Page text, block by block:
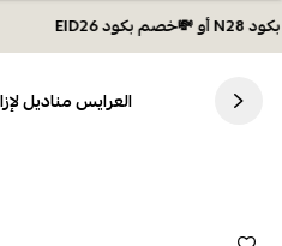
العرايس مناديل